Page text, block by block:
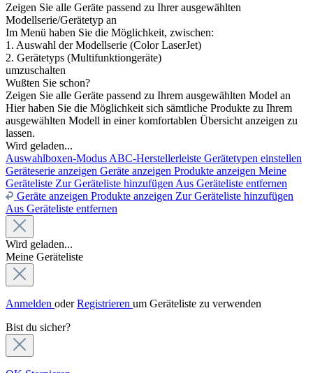
Zeigen Sie alle Geräte passend zu Ihrer ausgewählten
Modellserie/Gerätetyp an
Im Menü haben Sie die Möglichkeit, zwischen:
1. Auswahl der Modellserie (Color LaserJet)
2. Gerätetyps (Multifunktiongeräte)
umzuschalten
Wußten Sie schon?
Zeigen Sie alle Geräte passend zu Ihrem ausgewählten Model an
Hier haben Sie die Möglichkeit sich sämtliche Produkte zu Ihrem
ausgewählten Modell in einer komfortablen Übersicht anzeigen zu
lassen.
Wird geladen...
Auswahlboxen-Modus ABC-Herstellerleiste Gerätetypen einstellen
Geräteserie anzeigen Geräte anzeigen Produkte anzeigen Meine
Geräteliste Zur Geräteliste hinzufügen Aus Geräteliste entfernen
Geräte anzeigen Produkte anzeigen Zur Geräteliste hinzufügen
Aus Geräteliste entfernen
Wird geladen...
Meine Geräteliste
Anmelden oderRegistrieren um Geräteliste zu verwenden
Bist du sicher?